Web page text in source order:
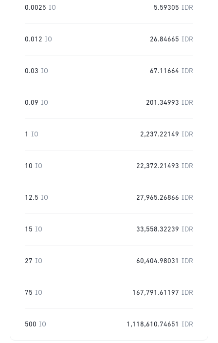
0.0025 IO 5.59305 IDR
0.012 IO 26.84665 IDR
0.03 IO 67.11664 IDR
0.09 IO 201.34993 IDR
1 IO 2,237.22149 IDR
10 IO 22,372.21493 IDR
12.5 IO 27,965.26866 IDR
15 IO 33,558.32239 IDR
27 IO 60,404.98031 IDR
75 IO 167,791.61197 IDR
500 IO 1,118,610.74651 IDR